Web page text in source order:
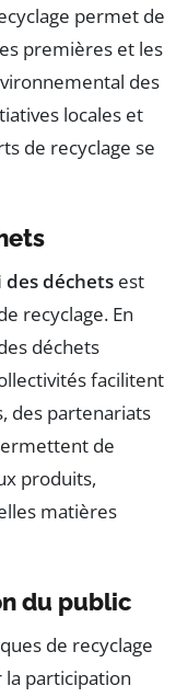
permet de
premières et les
des
locales et
de recyclage se
déchets est
recyclage. En
déchets
facilitent
des partenariats
de
produits,
matières
du public
de recyclage
participation